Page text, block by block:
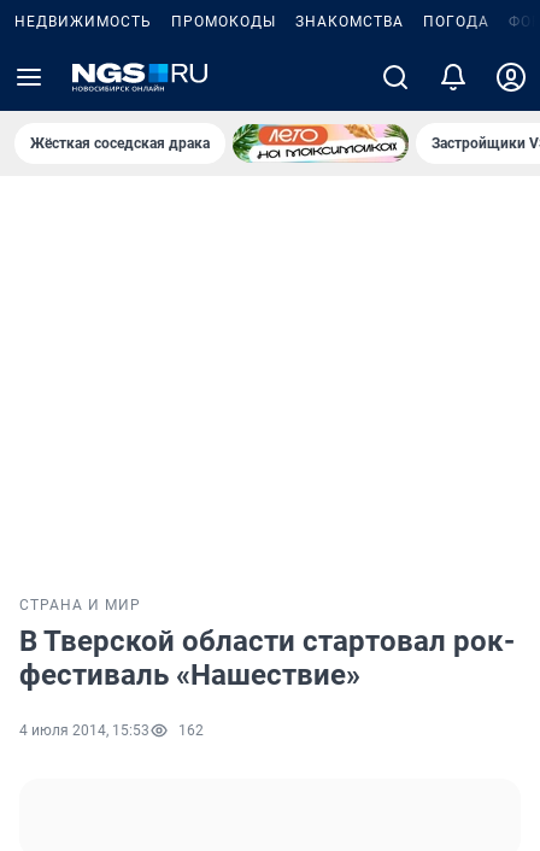
НЕДВИЖИМОСТЬ ПРОМОКОДЫ ЗНАКОМСТВА ПОГОДА
Жёсткая соседская драка Застройщики
СТРАНА И МИР
В Тверской области стартовал рок-
фестиваль «Нашествие»
4 июля 2014, 15:53 162